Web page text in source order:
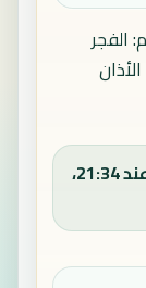
الفجر
الصلاة القادمة في بالمي هي العشاء عند 21:34،